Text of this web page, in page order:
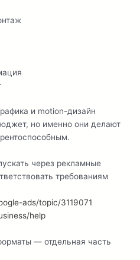
и motion-дизайн
но именно они делают
через рекламные
требованиям
ads/topic/3119071
help
— отдельная часть